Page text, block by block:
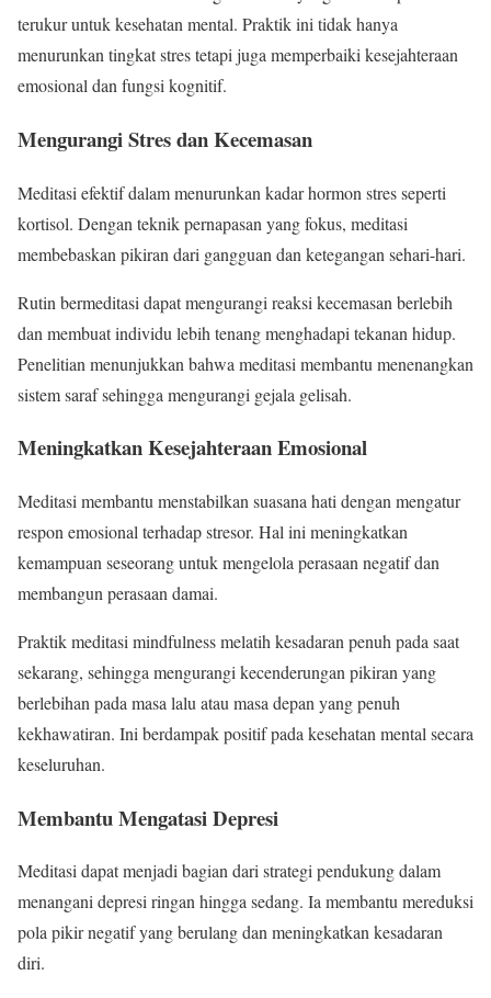
terukur untuk kesehatan mental. Praktik ini tidak hanya
menurunkan tingkat stres tetapi juga memperbaiki kesejahteraan
emosional dan fungsi kognitif.
Mengurangi Stres dan Kecemasan
Meditasi efektif dalam menurunkan kadar hormon stres seperti
kortisol. Dengan teknik pernapasan yang fokus, meditasi
membebaskan pikiran dari gangguan dan ketegangan sehari-hari.
Rutin bermeditasi dapat mengurangi reaksi kecemasan berlebih
dan membuat individu lebih tenang menghadapi tekanan hidup.
Penelitian menunjukkan bahwa meditasi membantu menenangkan
sistem saraf sehingga mengurangi gejala gelisah.
Meningkatkan Kesejahteraan Emosional
Meditasi membantu menstabilkan suasana hati dengan mengatur
respon emosional terhadap stresor. Hal ini meningkatkan
kemampuan seseorang untuk mengelola perasaan negatif dan
membangun perasaan damai.
Praktik meditasi mindfulness melatih kesadaran penuh pada saat
sekarang, sehingga mengurangi kecenderungan pikiran yang
berlebihan pada masa lalu atau masa depan yang penuh
kekhawatiran. Ini berdampak positif pada kesehatan mental secara
keseluruhan.
Membantu Mengatasi Depresi
Meditasi dapat menjadi bagian dari strategi pendukung dalam
menangani depresi ringan hingga sedang. Ia membantu mereduksi
pola pikir negatif yang berulang dan meningkatkan kesadaran
diri.